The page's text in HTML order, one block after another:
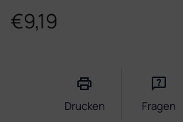
€9,19
Drucken Fragen